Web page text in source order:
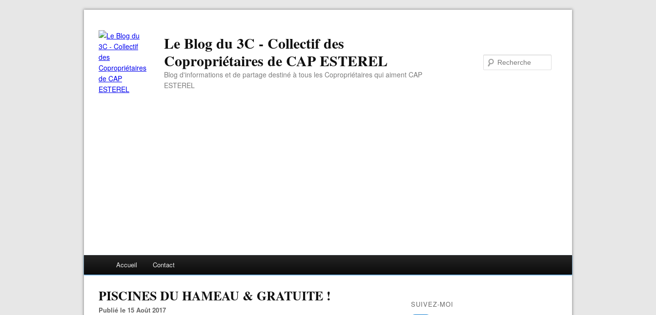
Le Blog du 3C - Collectif des
Copropriétaires de CAP ESTEREL
Blog d'informations et de partage destiné à tous les Copropriétaires qui aiment CAP
ESTEREL
Accueil Contact
PISCINES DU HAMEAU & GRATUITE !
Publié le 15 Août 2017
SUIVEZ-MOI